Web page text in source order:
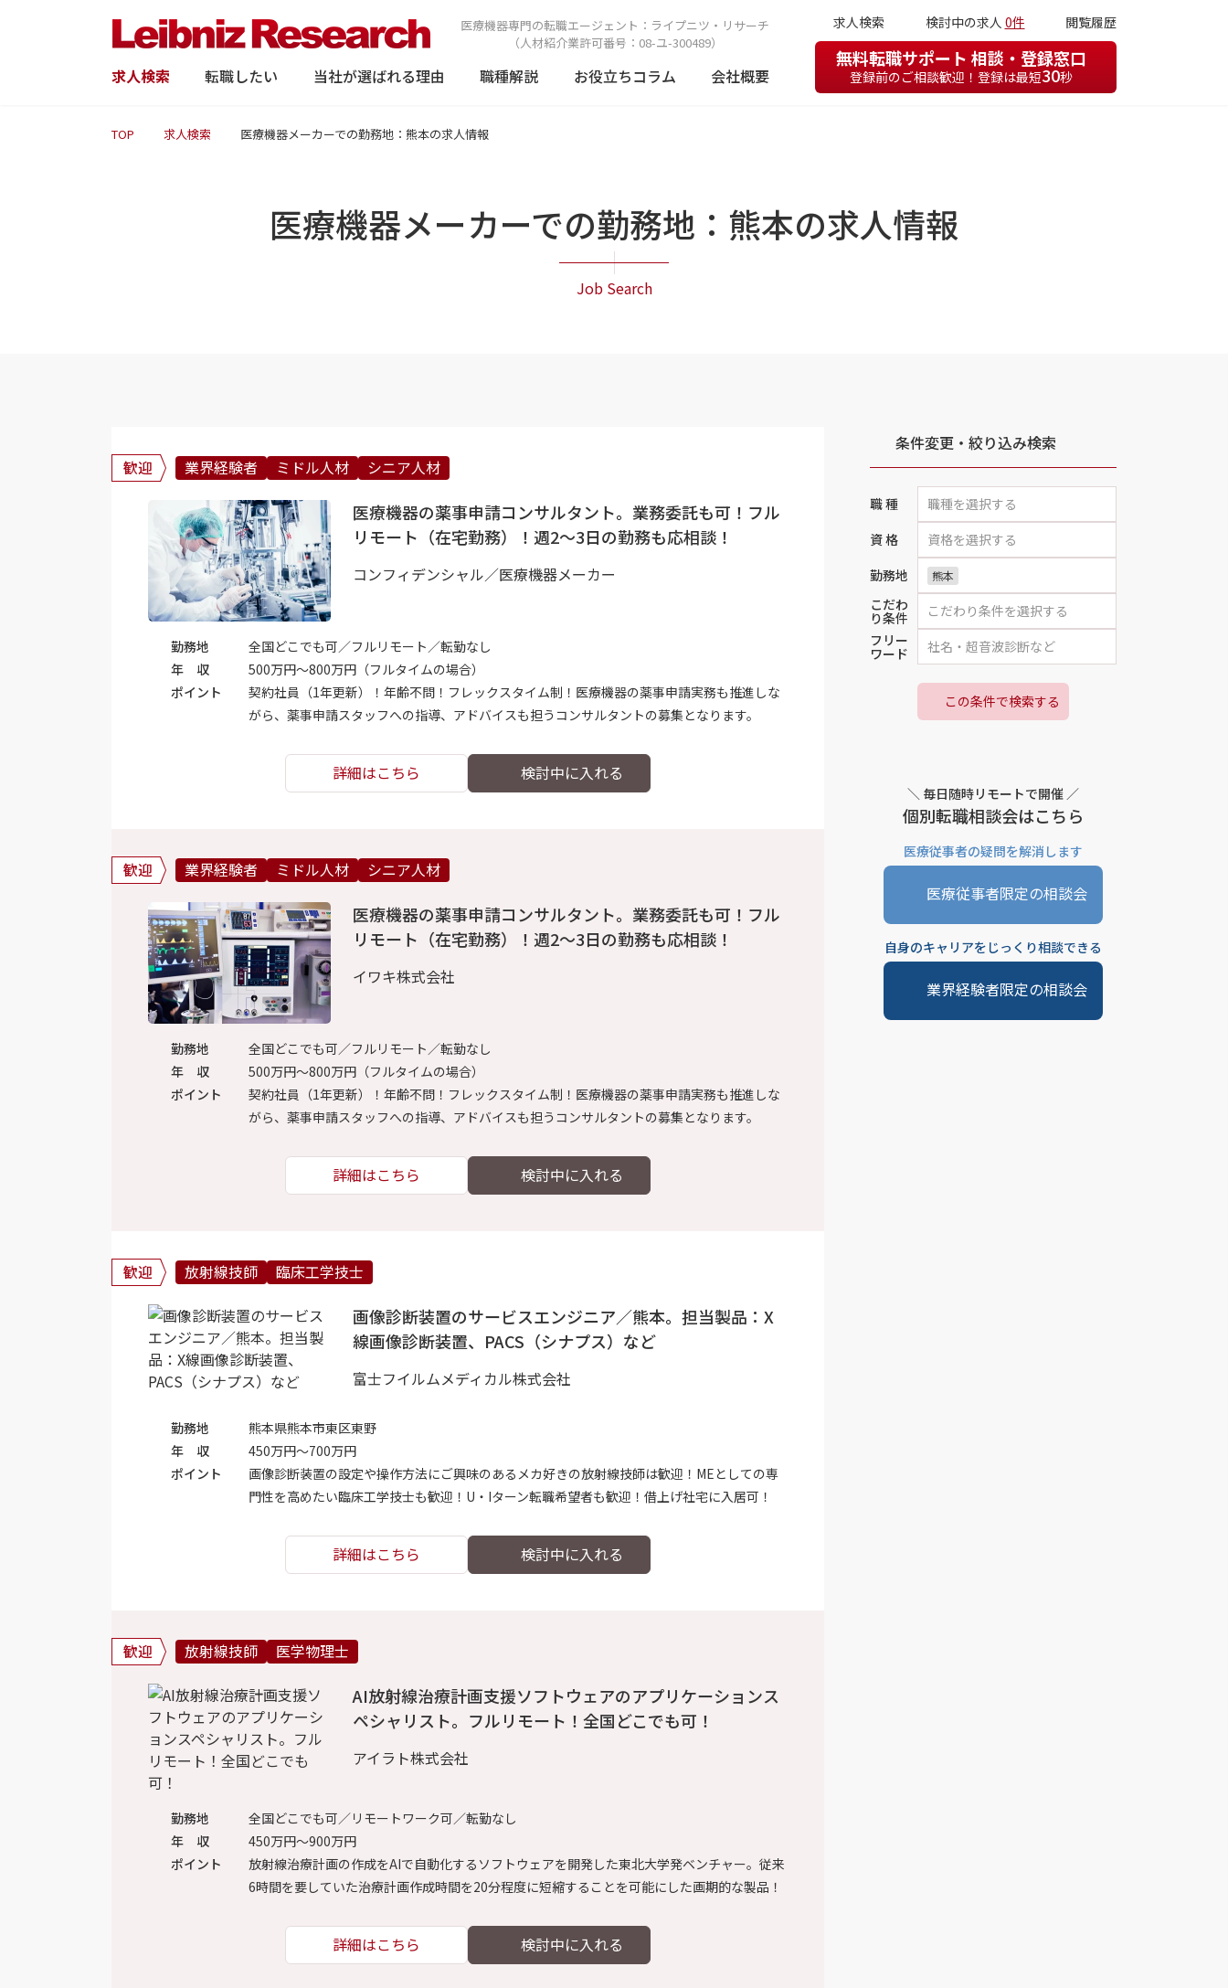
医療機器専門の転職エージェント： ライプニツ・リサーチ
（人材紹介業許可番号：08-ユ-300489）
求人検索 転職したい 当社が選ばれる理由 職種解説 お役立ちコラム 会社概要
求人検索 検討中の求人 0件 閲覧履歴
無料転職サポート 相談・登録窓口
登録前のご相談歓迎！登録は最短30秒
TOP 求人検索 医療機器メーカーでの勤務地：熊本の求人情報
医療機器メーカーでの勤務地： 熊本の求人情報
歓迎 業界経験者 ミドル人材 シニア人材
医療機器の薬事申請コンサルタント。業務委託も可！フル
リモート（在宅勤務）！週2～3日の勤務も応相談！
コンフィデンシャル／医療機器メーカー
勤務地
全国どこでも可／フルリモート／転勤なし
年 収
500万円～800万円（フルタイムの場合）
ポイント
契約社員（1年更新）！年齢不問！フレックスタイム制！医療機器の薬事申請実務も推進しな
がら、薬事申請スタッフへの指導、アドバイスも担うコンサルタントの募集となります。
詳細はこちら
歓迎 業界経験者 ミドル人材 シニア人材
医療機器の薬事申請コンサルタント。業務委託も可！フル
リモート（在宅勤務）！週2～3日の勤務も応相談！
イワキ株式会社
勤務地
全国どこでも可／フルリモート／転勤なし
年 収
500万円～800万円（フルタイムの場合）
ポイント
契約社員（1年更新）！年齢不問！フレックスタイム制！医療機器の薬事申請実務も推進しな
がら、薬事申請スタッフへの指導、アドバイスも担うコンサルタントの募集となります。
詳細はこちら
歓迎 放射線技師 臨床工学技士
画像診断装置のサービスエンジニア／熊本。担当製品：X
線画像診断装置、PACS（シナプス）など
富士フイルムメディカル株式会社
勤務地
熊本県熊本市東区東野
年 収
450万円～700万円
ポイント
画像診断装置の設定や操作方法にご興味のあるメカ好きの放射線技師は歓迎！MEとしての専
門性を高めたい臨床工学技士も歓迎！U・Iターン転職希望者も歓迎！借上げ社宅に入居可！
詳細はこちら
歓迎 放射線技師 医学物理士
AI放射線治療計画支援ソフトウェアのアプリケーションス
ペシャリスト。フルリモート！全国どこでも可！
アイラト株式会社
勤務地
全国どこでも可／リモートワーク可／転勤なし
年 収
450万円～900万円
ポイント
放射線治療計画の作成をAIで自動化するソフトウェアを開発した東北大学発ベンチャー。従来
6時間を要していた治療計画作成時間を20分程度に短縮することを可能にした画期的な製品！
詳細はこちら
条件変更・絞り込み検索
職 種
資 格
勤務地
熊本
こだわ
り条件
フリー
ワード
この条件で検索する
＼ 毎日随時リモートで開催 ／
個別転職相談会はこちら
医療従事者の疑問を解消します
医療従事者限定の相談会
自身のキャリアをじっくり相談できる
業界経験者限定の相談会